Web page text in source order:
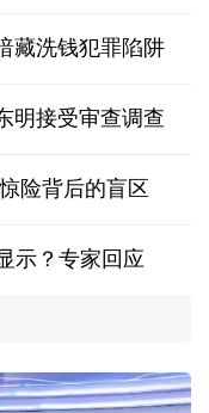
藏洗钱犯罪陷阱
明接受审查调查
险背后的盲区
示？专家回应
”
产业提质跃迁